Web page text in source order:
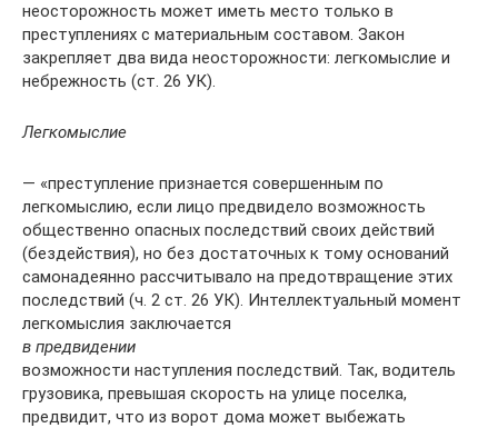
неосторожность может иметь место только в
преступлениях с материальным составом. Закон
закрепляет два вида неосторожности: легкомыслие и
небрежность (ст. 26 УК).
Легкомыслие
— «преступление признается совершенным по
легкомыслию, если лицо предвидело возможность
общественно опасных последствий своих действий
(бездействия), но без достаточных к тому оснований
самонадеянно рассчитывало на предотвращение этих
последствий (ч. 2 ст. 26 УК). Интеллектуальный момент
легкомыслия заключается
в предвидении
возможности наступления последствий. Так, водитель
грузовика, превышая скорость на улице поселка,
предвидит, что из ворот дома может выбежать